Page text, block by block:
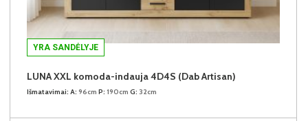
YRA SANDĖLYJE
LUNA XXL komoda-indauja 4D4S (Dab Artisan)
Išmatavimai: A: 96cm P: 190cm G: 32cm